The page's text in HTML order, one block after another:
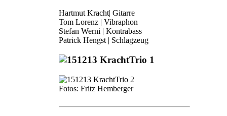
Hartmut Kracht| Gitarre
Tom Lorenz | Vibraphon
Stefan Werni | Kontrabass
Patrick Hengst | Schlagzeug
Fotos: Fritz Hemberger